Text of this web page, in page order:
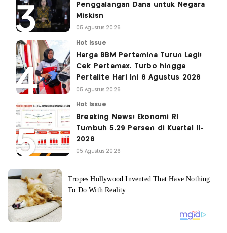
Penggalangan Dana untuk Negara
Miskisn
05 Agustus 2026
Hot Issue
Harga BBM Pertamina Turun Lagi!
Cek Pertamax, Turbo hingga
Pertalite Hari Ini 6 Agustus 2026
05 Agustus 2026
Hot Issue
Breaking News! Ekonomi RI
Tumbuh 5,29 Persen di Kuartal II-
2026
05 Agustus 2026